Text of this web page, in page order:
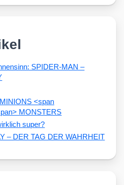
SPIDER-MAN –
<span
MONSTERS
super?
– DER TAG DER WAHRHEIT